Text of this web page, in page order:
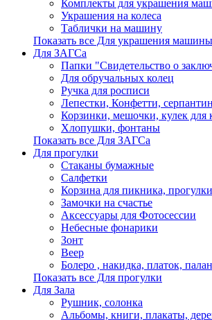
Комплекты для украшения
Украшения на колеса
Таблички на машину
Показать все Для украшения машины
Для ЗАГСа
Папки "Свидетельство о
Для обручальных колец
Ручка для росписи
Лепестки, Конфетти, серпантин
Корзинки, мешочки, кулек для
Хлопушки, фонтаны
Показать все Для ЗАГСа
Для прогулки
Стаканы бумажные
Салфетки
Корзина для пикника, прогулки
Замочки на счастье
Аксессуары для Фотосессии
Небесные фонарики
Зонт
Веер
Болеро , накидка, платок,
Показать все Для прогулки
Для Зала
Рушник, солонка
Альбомы, книги, плакаты,